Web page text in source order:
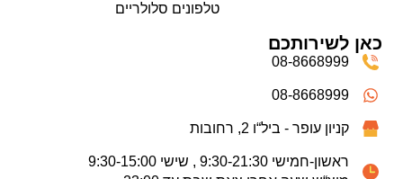
טלפונים סלולריים
כאן לשירותכם
08-8668999
08-8668999
קניון עופר - ביל“ו 2, רחובות
ראשון-חמישי 9:30-21:30 , שישי 9:30-15:00